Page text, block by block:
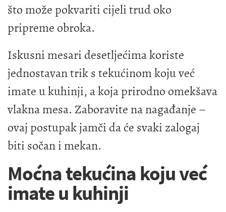
što može pokvariti cijeli trud oko
pripreme obroka.
Iskusni mesari desetljećima koriste
jednostavan trik s tekućinom koju već
imate u kuhinji, a koja prirodno omekšava
vlakna mesa. Zaboravite na nagađanje –
ovaj postupak jamči da će svaki zalogaj
biti sočan i mekan.
Moćna tekućina koju već
imate u kuhinji